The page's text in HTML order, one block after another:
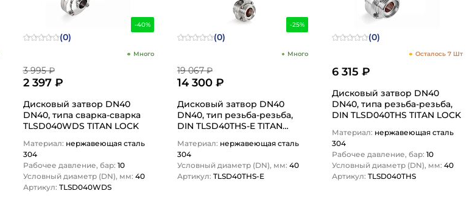
-40%
(0)
3 995 ₽
2 397 ₽
Много
Дисковый затвор DN40
DN40, типа сварка-сварка
TLSD040WDS TITAN LOCK
Материал: нержавеющая сталь
304
Рабочее давление, бар: 10
Условный диаметр (DN), мм: 40
Артикул: TLSD040WDS
-25%
(0)
19 067 ₽
14 300 ₽
Много
Дисковый затвор DN40
DN40, тип резьба-резьба,
DIN TLSD40THS-E TITAN
Материал: нержавеющая сталь
304
Условный диаметр (DN), мм: 40
Артикул: TLSD40THS-E
(0)
6 315 ₽
Осталось 7 Шт
Дисковый затвор DN40
DN40, типа резьба-резьба,
DIN TLSD040THS TITAN LOCK
Материал: нержавеющая сталь
304
Рабочее давление, бар: 10
Условный диаметр (DN), мм: 40
Артикул: TLSD040THS